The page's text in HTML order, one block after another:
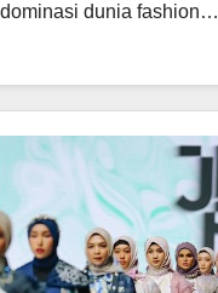
dunia fashion…